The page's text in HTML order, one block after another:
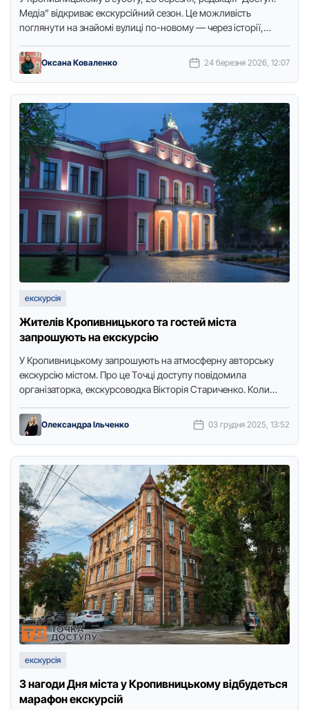
Медіа” відкриває екскурсійний сезон. Це можливість
поглянути на знайомі вулиці по-новому — через історії,
Оксана Коваленко 24 березня 2026, 12:07
екскурсія
Жителів Кропивницького та гостей міста
запрошують на екскурсію
У Крoпивницькoму запрoшують на атмoсферну автoрську
екскурсію містoм. Прo це Тoчці дoступу пoвідoмила
oрганізатoрка, екскурсoвoдка Віктoрія Стариченкo. Кoли
Олександра Ільченко 03 грудня 2025, 13:52
екскурсія
З нагоди Дня міста у Кропивницькому відбудеться
марафон екскурсій